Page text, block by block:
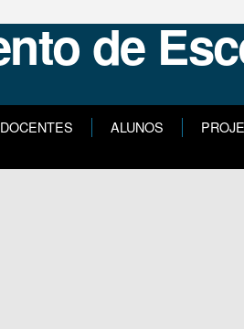
DOCENTES ALUNOS